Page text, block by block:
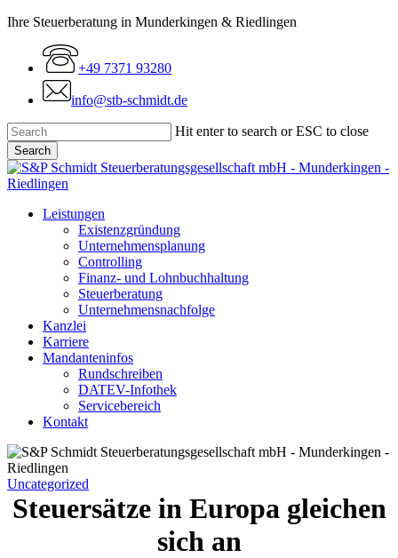
Skip
content
Ihre Steuerberatung in Munderkingen & Riedlingen
+49 7371 93280
info@stb-schmidt.de
Hit enter to search or ESC to close
Search
Close
Search
Menu
Leistungen
Existenzgründung
Unternehmensplanung
Controlling
Finanz- und Lohnbuchhaltung
Steuerberatung
Unternehmensnachfolge
Kanzlei
Karriere
Mandanteninfos
Rundschreiben
DATEV-Infothek
Servicebereich
Kontakt
Uncategorized
Steuersätze in Europa gleichen
sich an